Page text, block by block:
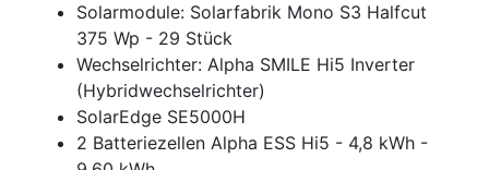
Solarmodule: Solarfabrik Mono S3 Halfcut
375 Wp - 29 Stück
Wechselrichter: Alpha SMILE Hi5 Inverter
(Hybridwechselrichter)
SolarEdge SE5000H
2 Batteriezellen Alpha ESS Hi5 - 4,8 kWh -